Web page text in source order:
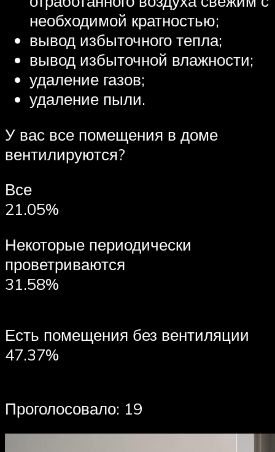
необходимой кратностью;
вывод избыточного тепла;
вывод избыточной влажности;
удаление газов;
удаление пыли.
У вас все помещения в доме
вентилируются?
Все
21.05%
Некоторые периодически
проветриваются
31.58%
Есть помещения без вентиляции
47.37%
Проголосовало: 19